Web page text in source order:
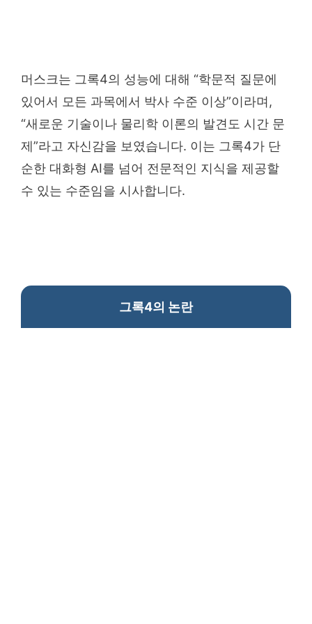
머스크는 그록4의 성능에 대해 “학문적 질문에
있어서 모든 과목에서 박사 수준 이상”이라며,
“새로운 기술이나 물리학 이론의 발견도 시간 문
제”라고 자신감을 보였습니다. 이는 그록4가 단
순한 대화형 AI를 넘어 전문적인 지식을 제공할
수 있는 수준임을 시사합니다.
그록4의 논란